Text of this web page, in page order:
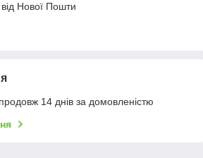
Нової Пошти
14 днів за домовленістю